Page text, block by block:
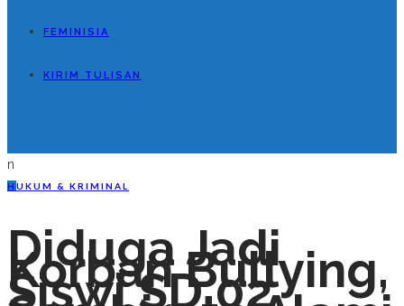
FEMINISIA
KIRIM TULISAN
n
H UKUM & KRIMINAL
Diduga Jadi
Korban Bullying,
Siswi SD 02